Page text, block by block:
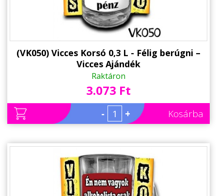
(VK050) Vicces Korsó 0,3 L - Félig berúgni –
Vicces Ajándék
Raktáron
3.073 Ft
- + Kosárba